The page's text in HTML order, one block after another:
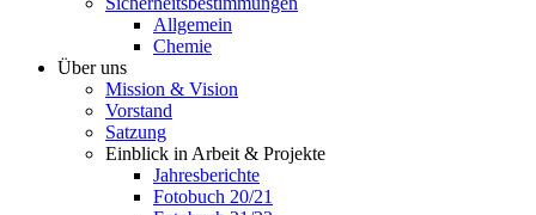
Allgemein
Chemie
Über uns
Mission & Vision
Vorstand
Satzung
Einblick in Arbeit & Projekte
Jahresberichte
Fotobuch 20/21